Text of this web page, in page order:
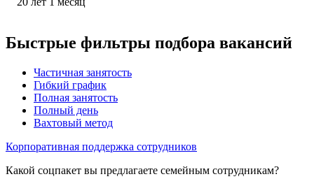
Быстрые фильтры подбора вакансий
Частичная занятость
Гибкий график
Полная занятость
Полный день
Вахтовый метод
Корпоративная поддержка сотрудников
Какой соцпакет вы предлагаете семейным сотрудникам?